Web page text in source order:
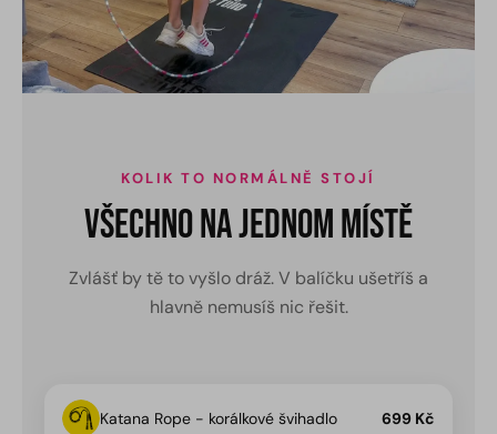
KOLIK TO NORMÁLNĚ STOJÍ
Všechno na jednom místě
Zvlášť by tě to vyšlo dráž. V balíčku ušetříš a
hlavně nemusíš nic řešit.
Katana Rope - korálkové švihadlo 699 Kč